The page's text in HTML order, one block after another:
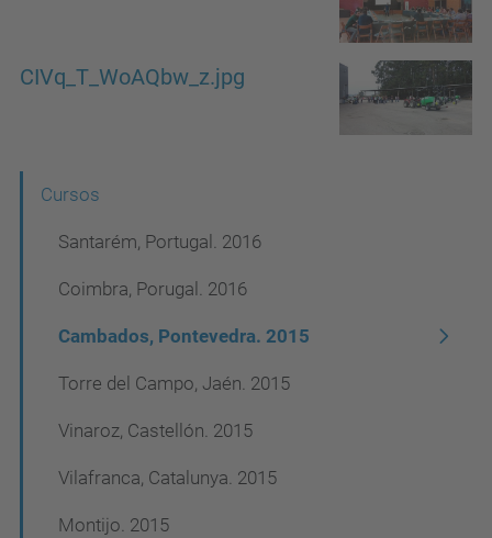
CIVq_T_WoAQbw_z.jpg
Cursos
Santarém, Portugal. 2016
Coimbra, Porugal. 2016
Cambados, Pontevedra. 2015
Torre del Campo, Jaén. 2015
Vinaroz, Castellón. 2015
Vilafranca, Catalunya. 2015
Montijo. 2015